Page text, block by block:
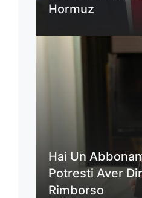
Hormuz
Hai Un
Potresti Aver
Rimborso